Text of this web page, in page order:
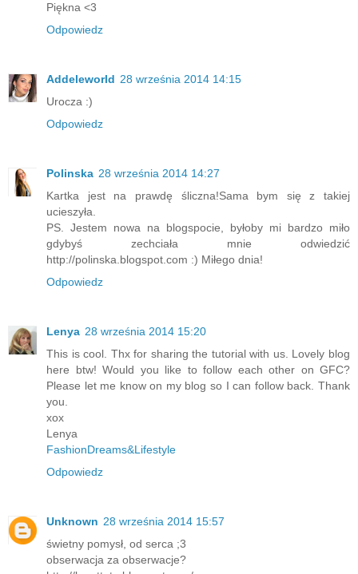
Piękna <3
Odpowiedz
Addeleworld 28 września 2014 14:15
Urocza :)
Odpowiedz
Polinska 28 września 2014 14:27
Kartka jest na prawdę śliczna!Sama bym się z takiej
ucieszyła.
PS. Jestem nowa na blogspocie, byłoby mi bardzo miło
gdybyś zechciała mnie odwiedzić
http://polinska.blogspot.com :) Miłego dnia!
Odpowiedz
Lenya 28 września 2014 15:20
This is cool. Thx for sharing the tutorial with us. Lovely blog
here btw! Would you like to follow each other on GFC?
Please let me know on my blog so I can follow back. Thank
you.
xox
Lenya
FashionDreams&Lifestyle
Odpowiedz
Unknown 28 września 2014 15:57
świetny pomysł, od serca ;3
obserwacja za obserwacje?